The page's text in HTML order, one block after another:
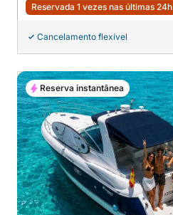
Reservada 1 vezes nas últimas 24h
Cancelamento flexível
Reserva instantânea